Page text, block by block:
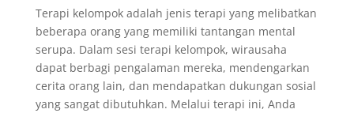
Terapi kelompok adalah jenis terapi yang melibatkan
beberapa orang yang memiliki tantangan mental
serupa. Dalam sesi terapi kelompok, wirausaha
dapat berbagi pengalaman mereka, mendengarkan
cerita orang lain, dan mendapatkan dukungan sosial
yang sangat dibutuhkan. Melalui terapi ini, Anda